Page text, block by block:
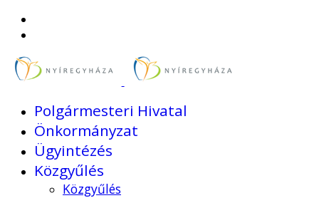
Polgármesteri Hivatal
Önkormányzat
Ügyintézés
Közgyűlés
Közgyűlés